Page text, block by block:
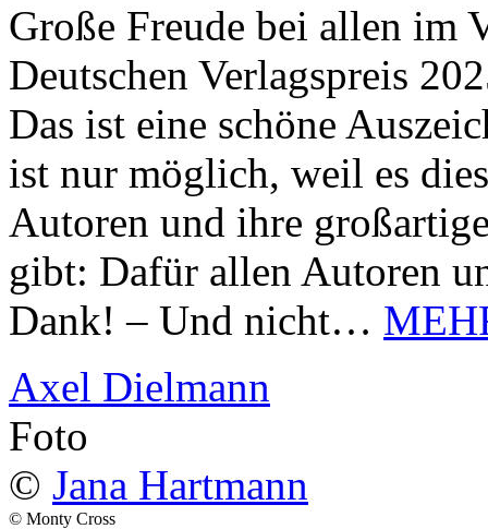
Große Freude bei allen im
Deutschen Verlagspreis
Das ist eine schöne
ist nur möglich, weil es
Autoren und ihre
gibt: Dafür allen Autoren
Dank! – Und nicht…
Axel Dielmann
Foto
© Jana Hartmann
© Monty Cross